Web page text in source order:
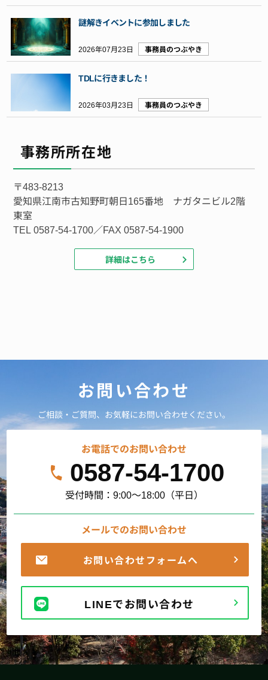
謎解きイベントに参加しました
2026年07月23日 事務員のつぶやき
TDLに行きました！
2026年03月23日 事務員のつぶやき
事務所所在地
〒483-8213
愛知県江南市古知野町朝日165番地 ナガタニビル2階
東室
TEL 0587-54-1700／FAX 0587-54-1900
詳細はこちら
お問い合わせ
ご相談・ご質問、お気軽にお問い合わせください。
お電話でのお問い合わせ
0587-54-1700
受付時間：9:00～18:00（平日）
メールでのお問い合わせ
お問い合わせフォームへ
LINEでお問い合わせ